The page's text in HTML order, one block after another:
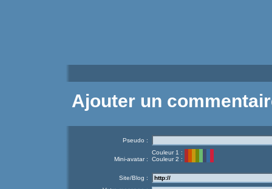
Ajouter un
Pseudo :
Mini-avatar :
Couleur 1 :
Couleur 2 :
Site/Blog :